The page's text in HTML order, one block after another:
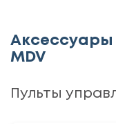
Аксессуары
MDV
Пульты